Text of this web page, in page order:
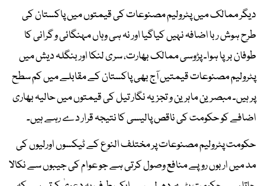
دیگر ممالک میں پٹرولیم مصنوعات کی قیمتوں میں پاکستان کی
طرح ہوش ربا اضافہ نہیں کیاگیا اور نہ ہی وہاں مہنگائی و گرانی کا
طوفان برپا ہوا۔ پڑوسی ممالک بھارت، سری لنکا اور بنگلہ دیش میں
پٹرولیم مصنوعات قیمتیں آج بھی پاکستان کے مقابلے میں کم سطح
پر ہیں۔ مبصرین ماہرین و تجزیہ نگار تیل کی قیمتوں میں حالیہ بھاری
اضافے کو حکومت کی ناقص پالیسی کا نتیجہ قرار دے رہے ہیں۔
حکومت پٹرولیم مصنوعات پر مختلف النوع کے ٹیکسوں اورلیوں کی
مد میں اربوں روپے منافع وصول کرتی ہے جو عوام کی جیبوں سے نکالا